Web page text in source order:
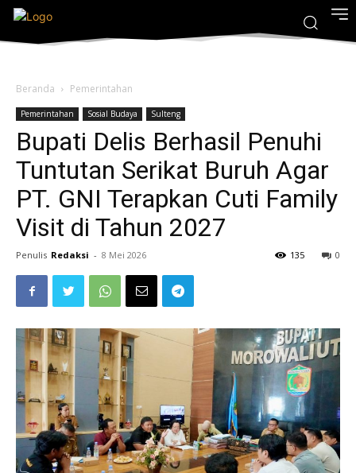
Beranda Pemerintahan
Pemerintahan Sosial Budaya Sulteng
Bupati Delis Berhasil Penuhi
Tuntutan Serikat Buruh Agar
PT. GNI Terapkan Cuti Family
Visit di Tahun 2027
Penulis Redaksi - 8 Mei 2026 0
135